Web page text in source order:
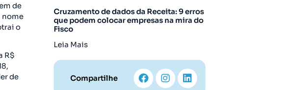
de
nome
o
R$
de
Cruzamento de dados da Receita: 9 erros
que podem colocar empresas na mira do
Fisco
Leia Mais
Compartilhe